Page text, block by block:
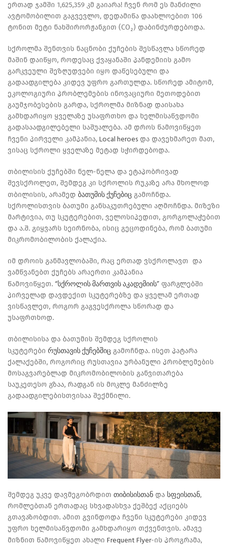
ერთად ჯამში 1,625,359 კმ გაიარა! ჩვენ რომ ეს მანძილი
ავტომობილით გაგვევლო, დედამიწა დაახლოებით 106
ტონით მეტი ნახშირორჟანგით (CO₂) დაბინძურდებოდა.
სქროლმა შენთვის ნაცნობი ქუჩების შესწავლა სწორედ
მაშინ დაიწყო, როდესაც ქვაყანაში პანდემიის გამო
გარკვეული შეზღუდვები იყო დაწესებული და
გადაადგილება კიდევ უფრო გართულდა. სწორედ ამიტომ,
ეკოლოგიური პრობლემების ინოვაციური მეთოდებით
გაუმჯობესების გარდა, სქროლმა მიზნად დაისახა
გამხდარიყო ყველაზე უსაფრთხო და ხელმისაწვდომი
გადასაადგილებელი საშუალება. ამ დროს წამოვიწყეთ
ჩვენი პირველი კამპანია, Local heroes და დავეხმარეთ მათ,
ვისაც სქროლი ყველაზე მეტად სჭირდებოდა.
თბილისის ქუჩებში ნელ-ნელა და ეტაპობრივად
შევსქროლეთ, შემდეგ კი სქროლის რუკაზე არა მხოლოდ
თბილისის, არამედ ბათუმის ქუჩებიც გამოჩნდა.
სქროლისთვის ბათუმი განსაკუთრებული აღმოჩნდა. მიზეზი
მარტივია, თუ სკუტერებით, ველოსიპედით, გორგოლაჭებით
და ა.შ. გიყვარს სეირნობა, ისიც გეცოდინება, რომ ბათუმი
მიკრომობილობის ქალაქია.
იმ დროის განმავლობაში, რაც ერთად ვსქროლავთ და
ვამწვანებთ ქუჩებს არაერთი კამპანია
წამოვიწყეთ. “სქროლის მართვის აკადემიის” ფარგლებში
პირველად დავდექით სკუტერებზე და ყველამ ერთად
ვისწავლეთ, როგორ გაგვესქროლა სწორად და
უსაფრთხოდ.
თბილისისა და ბათუმის შემდეგ სქროლის
სკუტერები რუსთავის ქუჩებშიც გამოჩნდა. ისეთ პატარა
ქალაქებში, როგორიც რუსთავია ურბანული პრობლემების
მოსაგვარებლად მიკრომობილობის განვითარება
საუკეთესო გზაა, რადგან ის მოკლე მანძილზე
გადაადგილებისთვისაა შექმნილი.
შემდეგ უკვე დავმეგობრდით თიბისისთან და სფეისთან,
რომლებთან ერთადაც სხვადასხვა ქეშბექ აქციებს
გთავაზობდით. ამით გვინდოდა ჩვენი სკუტერები კიდევ
უფრო ხელმისაწვდომი გამხდარიყო თქვენთვის. ამავე
მიზნით წამოვიწყეთ ახალი Frequent Flyer-ის პროგრამა,